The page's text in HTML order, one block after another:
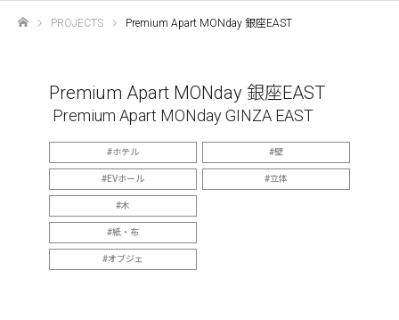
PROJECTS Premium Apart MONday 銀座EAST
Premium Apart MONday 銀座EAST
Premium Apart MONday GINZA EAST
ホテル 壁
EVホール 立体
木
紙・布
オブジェ